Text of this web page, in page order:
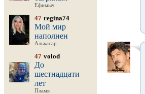
Ефимыч
47 regina74
Мой мир
наполнен
Алькасар
47 volod
До
шестнадцати
лет
Пламя